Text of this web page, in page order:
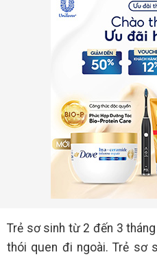
Trẻ sơ sinh từ 2 đến 3
thói quen đi ngoài. Trẻ sơ